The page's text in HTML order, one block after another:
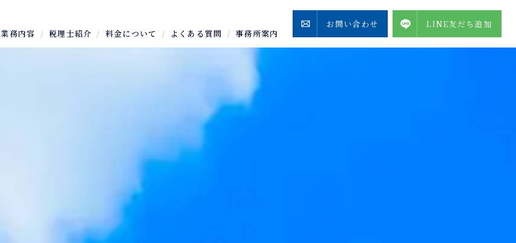
業務内容 税理士紹介 料金について よくある質問 事務所案内
お問い合わせ LINE友だち追加